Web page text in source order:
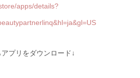
apps/details?
プリをダウンロード↓